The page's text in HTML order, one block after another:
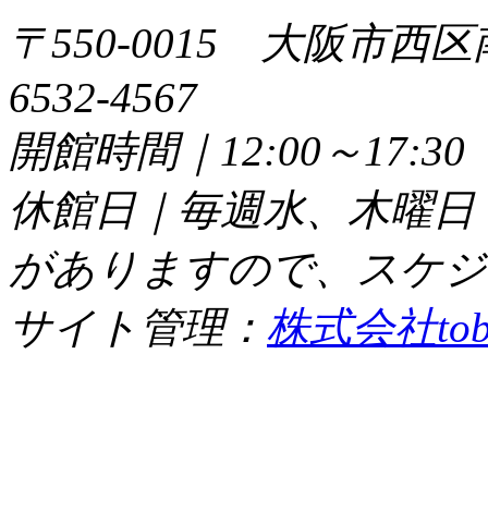
〒550-0015 大阪市西
6532-4567
開館時間｜12:00～
休館日｜毎週水、木曜
がありますので、スケ
サイト管理： 株式会社